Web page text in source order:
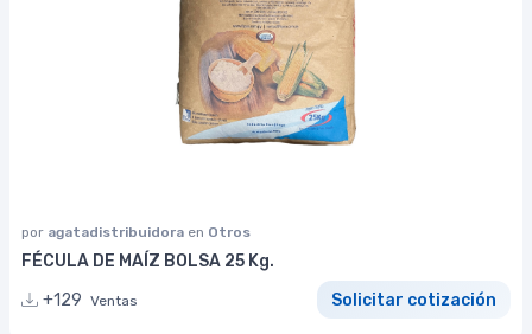
por agatadistribuidora en Otros
FÉCULA DE MAÍZ BOLSA 25 Kg.
+129 Ventas Solicitar cotización